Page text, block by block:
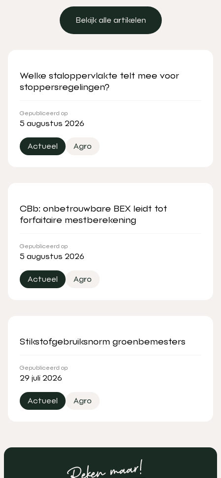
Bekijk alle artikelen
Welke staloppervlakte telt mee voor
stoppersregelingen?
Gepubliceerd op
5 augustus 2026
Actueel Agro
CBb: onbetrouwbare BEX leidt tot
forfaitaire mestberekening
Gepubliceerd op
5 augustus 2026
Actueel Agro
Stikstofgebruiksnorm groenbemesters
Gepubliceerd op
29 juli 2026
Actueel Agro